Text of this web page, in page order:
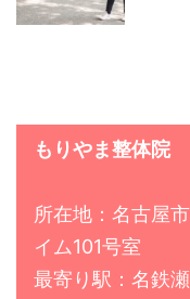
もりやま整体院
所在地：名古屋
イム101号室
最寄り駅：名鉄